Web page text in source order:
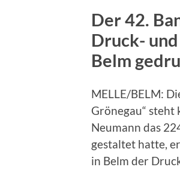
Der 42.
Druck-
Belm
MELLE/BELM:
Grönegau“
Neumann das
gestaltet hatte,
in Belm der